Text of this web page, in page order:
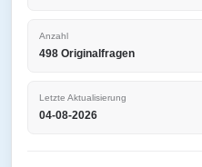
Anzahl
498 Originalfragen
Letzte Aktualisierung
04-08-2026